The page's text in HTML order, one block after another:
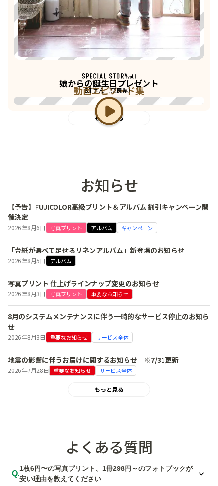
動画エピソード集
娘からの誕生日プレゼント
S.T.さん（奈良県）
もっと見る
お知らせ
【予告】FUJICOLOR高級プリント＆アルバム 割引キャンペーン開
催決定
2026年8月6日 写真プリント アルバム キャンペーン
「台紙が選べて足せるリネンアルバム」新登場のお知らせ
2026年8月5日 アルバム
写真プリント 仕上げラインナップ変更のお知らせ
2026年8月3日 写真プリント 重要なお知らせ
8月のシステムメンテナンスに伴う一時的なサービス停止のお知ら
せ
2026年8月3日 重要なお知らせ サービス全体
地震の影響に伴うお届けに関するお知らせ ※7/31更新
2026年7月28日 重要なお知らせ サービス全体
もっと見る
よくある質問
Q.
1枚6円〜の写真プリント、1冊298円～のフォトブックが
安い理由を教えてください